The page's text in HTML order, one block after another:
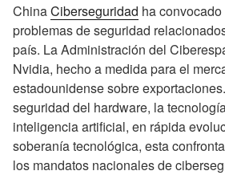
ChinaCiberseguridad ha
problemas de seguridad
país. La Administración del
Nvidia, hecho a medida para el
estadounidense sobre
seguridad del hardware, la
inteligencia artificial, en rápida
soberanía tecnológica, esta
los mandatos nacionales de